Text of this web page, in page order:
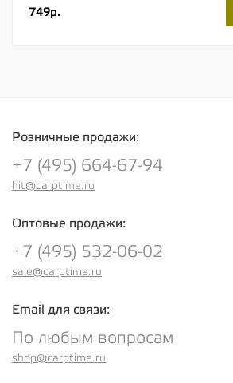
749р.
Розничные продажи:
+7 (495) 664-67-94
hit@carptime.ru
Оптовые продажи:
+7 (495) 532-06-02
sale@carptime.ru
Email для связи:
По любым вопросам
shop@carptime.ru